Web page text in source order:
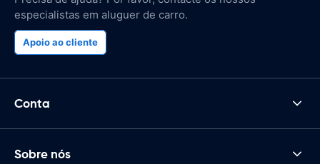
especialistas em aluguer de carro.
Apoio ao cliente
Conta
Sobre nós